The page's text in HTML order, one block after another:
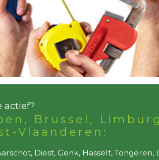
actief?
Brussel,
Vlaanderen:
Diest, Genk, Hasselt, Tongeren,